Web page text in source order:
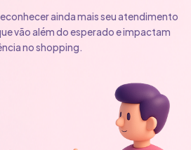
ainda mais seu atendimento
vão além do esperado e impactam
no shopping.